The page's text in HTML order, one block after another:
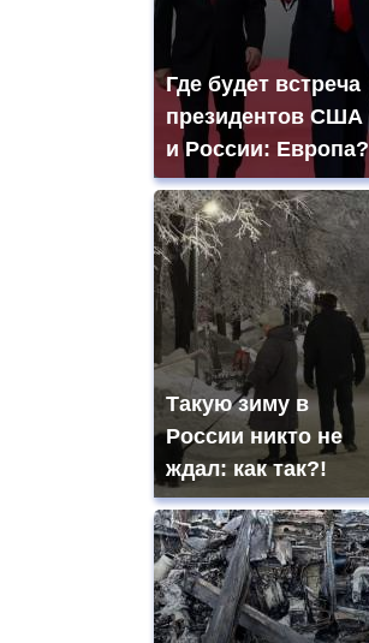
Где будет встреча
президентов США
и России: Европа?
Такую зиму в
России никто не
ждал: как так?!